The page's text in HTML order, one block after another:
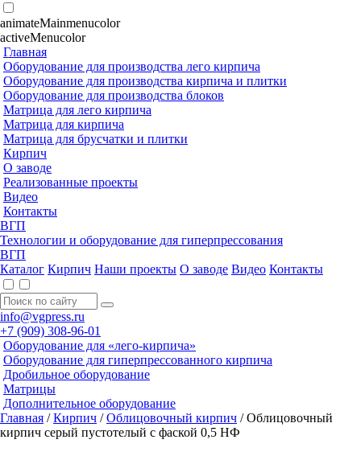
animateMainmenucolor
activeMenucolor
Главная
Оборудование для производства лего кирпича
Оборудование для производства кирпича и плитки
Оборудование для производства блоков
Матрица для лего кирпича
Матрица для кирпича
Матрица для брусчатки и плитки
Кирпич
О заводе
Реализованные проекты
Видео
Контакты
ВГП
Технологии и оборудование для гиперпрессования
ВГП
Каталог Кирпич Наши проекты О заводе Видео Контакты
info@vgpress.ru
+7 (909) 308-96-01
Оборудование для «лего-кирпича»
Оборудование для гиперпрессованного кирпича
Дробильное оборудование
Матрицы
Дополнительное оборудование
Главная /Кирпич /Облицовочный кирпич / Облицовочный
кирпич серый пустотелый с фаской 0,5 НФ